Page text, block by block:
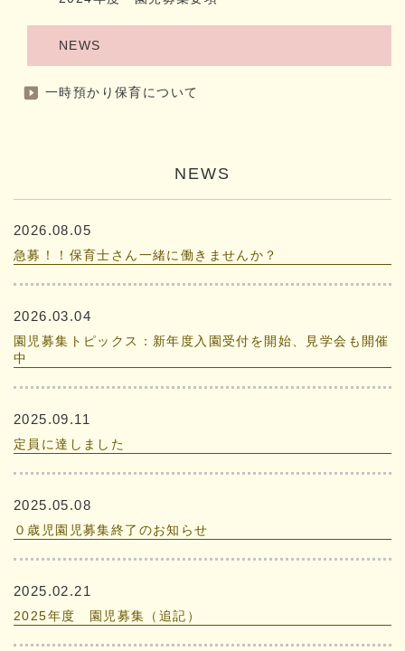
NEWS
一時預かり保育について
NEWS
2026.08.05
急募！！保育士さん一緒に働きませんか？
2026.03.04
園児募集トピックス：新年度入園受付を開始、見学会も開催
中
2025.09.11
定員に達しました
2025.05.08
０歳児園児募集終了のお知らせ
2025.02.21
2025年度 園児募集（追記）